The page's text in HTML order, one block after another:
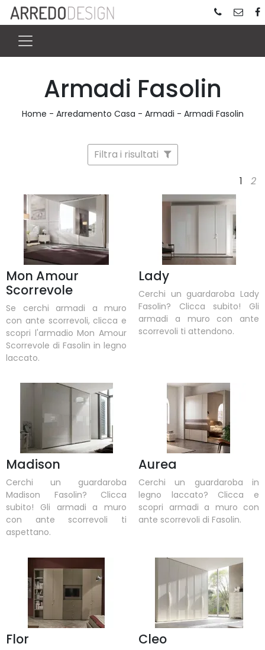
Armadi Fasolin
Home - Arredamento Casa - Armadi - Armadi Fasolin
Filtra i risultati
1
2
Mon Amour
Scorrevole
Se cerchi armadi a muro
con ante scorrevoli, clicca e
scopri l'armadio Mon Amour
Scorrevole di Fasolin in legno
laccato.
Lady
Cerchi un guardaroba Lady
Fasolin? Clicca subito! Gli
armadi a muro con ante
scorrevoli ti attendono.
Madison
Cerchi un guardaroba
Madison Fasolin? Clicca
subito! Gli armadi a muro
con ante scorrevoli ti
aspettano.
Aurea
Cerchi un guardaroba in
legno laccato? Clicca e
scopri armadi a muro con
ante scorrevoli di Fasolin.
Flor Cleo